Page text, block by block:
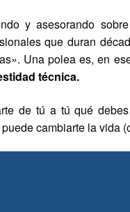
y asesorando
que duran
Una polea es, en
técnica.
de tú a tú qué
cambiarte la vida